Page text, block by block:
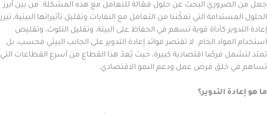
البحث عن حلول فعّالة للتعامل مع هذه المشكلة. من بين أبرز
التي تمكّننا من التعامل مع النفايات وتقليل تأثيراتها البيئية، تبرز
كأداة قوية تسهم في الحفاظ على البيئة، وتقليل التلوث، وتقليص
الخام. لا تقتصر فوائد إعادة التدوير على الجانب البيئي فحسب، بل
فرصًا اقتصادية كبيرة، حيث يُعدّ هذا القطاع من أسرع القطاعات التي
خلق فرص عمل ودعم النمو الاقتصادي.
التدوير؟